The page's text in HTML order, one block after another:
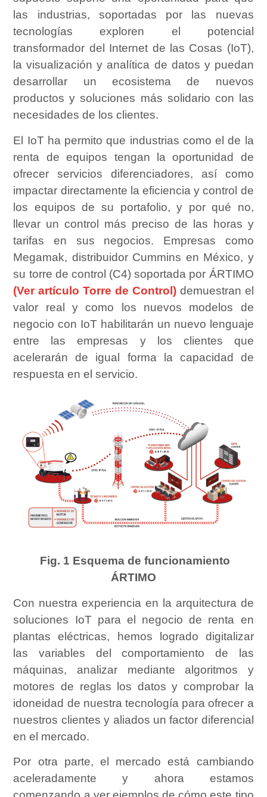
las industrias, soportadas por las nuevas
tecnologías exploren el potencial
transformador del Internet de las Cosas (IoT),
la visualización y analítica de datos y puedan
desarrollar un ecosistema de nuevos
productos y soluciones más solidario con las
necesidades de los clientes.
El IoT ha permito que industrias como el de la
renta de equipos tengan la oportunidad de
ofrecer servicios diferenciadores, así como
impactar directamente la eficiencia y control de
los equipos de su portafolio, y por qué no,
llevar un control más preciso de las horas y
tarifas en sus negocios. Empresas como
Megamak, distribuidor Cummins en México, y
su torre de control (C4) soportada por ÁRTIMO
(Ver artículo Torre de Control) demuestran el
valor real y como los nuevos modelos de
negocio con IoT habilitarán un nuevo lenguaje
entre las empresas y los clientes que
acelerarán de igual forma la capacidad de
respuesta en el servicio.
Fig. 1 Esquema de funcionamiento
ÁRTIMO
Con nuestra experiencia en la arquitectura de
soluciones IoT para el negocio de renta en
plantas eléctricas, hemos logrado digitalizar
las variables del comportamiento de las
máquinas, analizar mediante algoritmos y
motores de reglas los datos y comprobar la
idoneidad de nuestra tecnología para ofrecer a
nuestros clientes y aliados un factor diferencial
en el mercado.
Por otra parte, el mercado está cambiando
aceleradamente y ahora estamos